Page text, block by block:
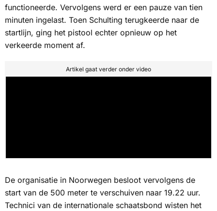
functioneerde. Vervolgens werd er een pauze van tien
minuten ingelast. Toen Schulting terugkeerde naar de
startlijn, ging het pistool echter opnieuw op het
verkeerde moment af.
Artikel gaat verder onder video
De organisatie in Noorwegen besloot vervolgens de
start van de 500 meter te verschuiven naar 19.22 uur.
Technici van de internationale schaatsbond wisten het